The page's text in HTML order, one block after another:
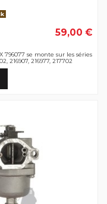
59,00 €
796077 se monte sur les séries
216907, 216977, 217702